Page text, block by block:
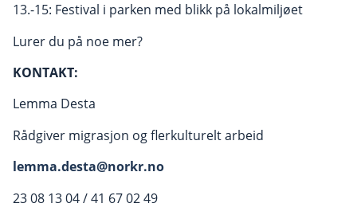
13.-15: Festival i parken med blikk på lokalmiljøet
Lurer du på noe mer?
KONTAKT:
Lemma Desta
Rådgiver migrasjon og flerkulturelt arbeid
lemma.desta@norkr.no
23 08 13 04 / 41 67 02 49